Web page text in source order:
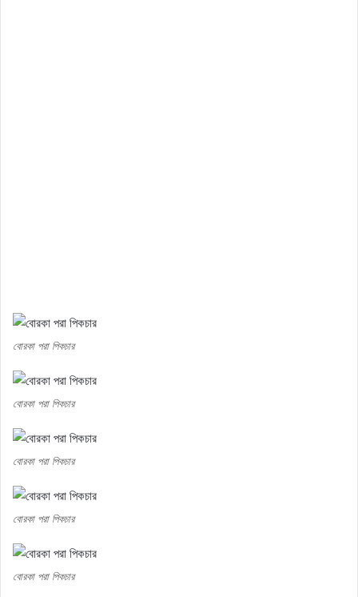
বোরকা পরা পিকচার
বোরকা পরা পিকচার
বোরকা পরা পিকচার
বোরকা পরা পিকচার
বোরকা পরা পিকচার